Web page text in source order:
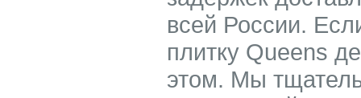
всей России.
плитку Queens
этом. Мы